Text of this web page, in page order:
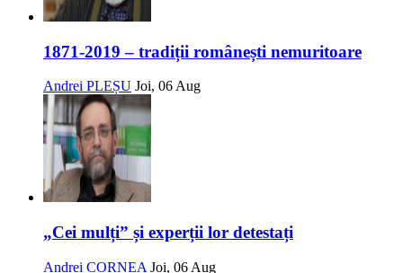
1871-2019 – tradiții românești nemuritoare
Andrei PLEȘU Joi, 06 Aug
„Cei mulți” și experții lor detestați
Andrei CORNEA Joi, 06 Aug